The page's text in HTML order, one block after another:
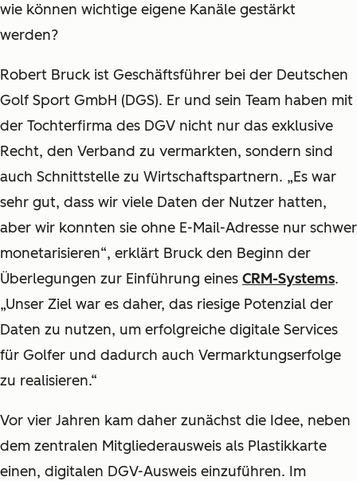
wie können wichtige eigene Kanäle gestärkt
werden?
Robert Bruck ist Geschäftsführer bei der Deutschen
Golf Sport GmbH (DGS). Er und sein Team haben mit
der Tochterfirma des DGV nicht nur das exklusive
Recht, den Verband zu vermarkten, sondern sind
auch Schnittstelle zu Wirtschaftspartnern. „Es war
sehr gut, dass wir viele Daten der Nutzer hatten,
aber wir konnten sie ohne E-Mail-Adresse nur schwer
monetarisieren“, erklärt Bruck den Beginn der
Überlegungen zur Einführung eines CRM-Systems.
„Unser Ziel war es daher, das riesige Potenzial der
Daten zu nutzen, um erfolgreiche digitale Services
für Golfer und dadurch auch Vermarktungserfolge
zu realisieren.“
Vor vier Jahren kam daher zunächst die Idee, neben
dem zentralen Mitgliederausweis als Plastikkarte
einen, digitalen DGV-Ausweis einzuführen. Im